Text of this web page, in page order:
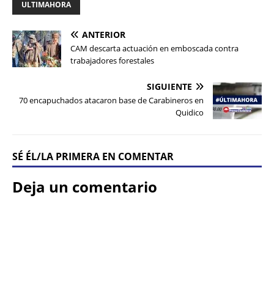
ULTIMAHORA
ANTERIOR
CAM descarta actuación en emboscada contra
trabajadores forestales
SIGUIENTE
70 encapuchados atacaron base de Carabineros en
Quidico
SÉ ÉL/LA PRIMERA EN COMENTAR
Deja un comentario